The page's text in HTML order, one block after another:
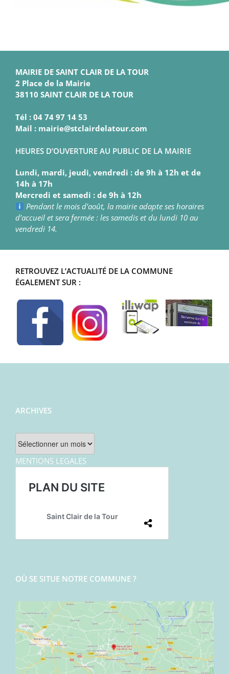
MAIRIE DE SAINT CLAIR DE LA TOUR
2 Place de la Mairie
38110 SAINT CLAIR DE LA TOUR
Tél : 04 74 97 14 53
Mail : mairie@stclairdelatour.com
HEURES D’OUVERTURE AU PUBLIC DE LA MAIRIE
Lundi, mardi, jeudi, vendredi : de 9h à 12h et de
14h à 17h
Mercredi et samedi : de 9h à 12h
Pendant le mois d’août, la mairie adapte ses horaires
d’accueil et sera fermée : les samedis et du lundi 10 au
vendredi 14.
RETROUVEZ L’ACTUALITÉ DE LA COMMUNE
ÉGALEMENT SUR :
ARCHIVES
Archives
MENTIONS LEGALES
OÙ SE SITUE NOTRE COMMUNE ?